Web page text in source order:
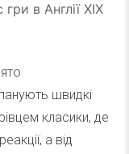
в Англії XIX
панують швидкі
класики, де
а від